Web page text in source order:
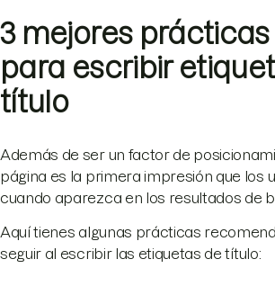
3 mejores prácticas
para escribir
título
Además de ser un factor de
página es la primera impresión que los
cuando aparezca en los resultados de
Aquí tienes algunas prácticas
seguir al escribir las etiquetas de título: